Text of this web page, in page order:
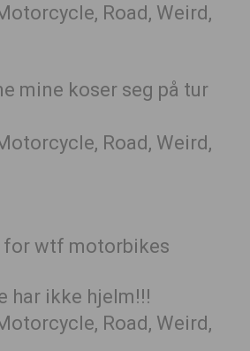
mine koser seg på tur
har ikke hjelm!!!